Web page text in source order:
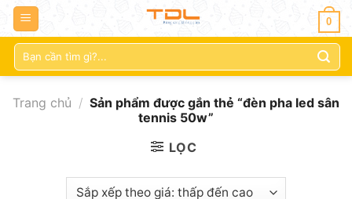
0
Tìm
kiếm:
Trang chủ / Sản phẩm được gắn thẻ “đèn pha led sân
tennis 50w”
LỌC